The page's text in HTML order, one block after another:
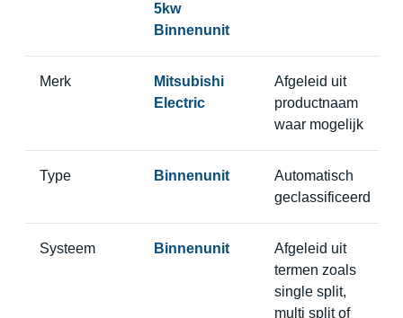
5kw
Binnenunit
Merk
Mitsubishi
Electric
Afgeleid uit
productnaam
waar mogelijk
Type Binnenunit
Automatisch
geclassificeerd
Systeem Binnenunit
Afgeleid uit
termen zoals
single split,
multi split of